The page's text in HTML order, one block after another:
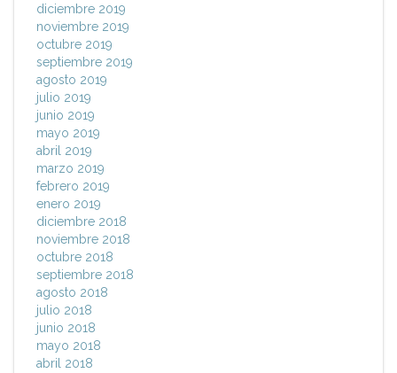
diciembre 2019
noviembre 2019
octubre 2019
septiembre 2019
agosto 2019
julio 2019
junio 2019
mayo 2019
abril 2019
marzo 2019
febrero 2019
enero 2019
diciembre 2018
noviembre 2018
octubre 2018
septiembre 2018
agosto 2018
julio 2018
junio 2018
mayo 2018
abril 2018